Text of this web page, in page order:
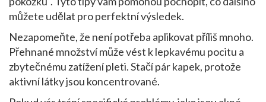
můžete udělat pro perfektní výsledek.
Nezapomeňte, že není potřeba aplikovat příliš mnoho.
Přehnané množství může vést k lepkavému pocitu a
zbytečnému zatížení pleti. Stačí pár kapek, protože
aktivní látky jsou koncentrované.